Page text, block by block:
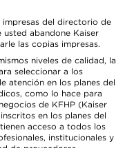
del directorio de
usted abandone Kaiser
las copias impresas.
niveles de calidad, la
seleccionar a los
atención en los planes del
como lo hace para
de KFHP (Kaiser
en los planes del
acceso a todos los
institucionales y